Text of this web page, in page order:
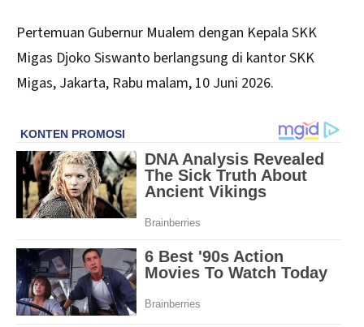
Pertemuan Gubernur Mualem dengan Kepala SKK
Migas Djoko Siswanto berlangsung di kantor SKK
Migas, Jakarta, Rabu malam, 10 Juni 2026.